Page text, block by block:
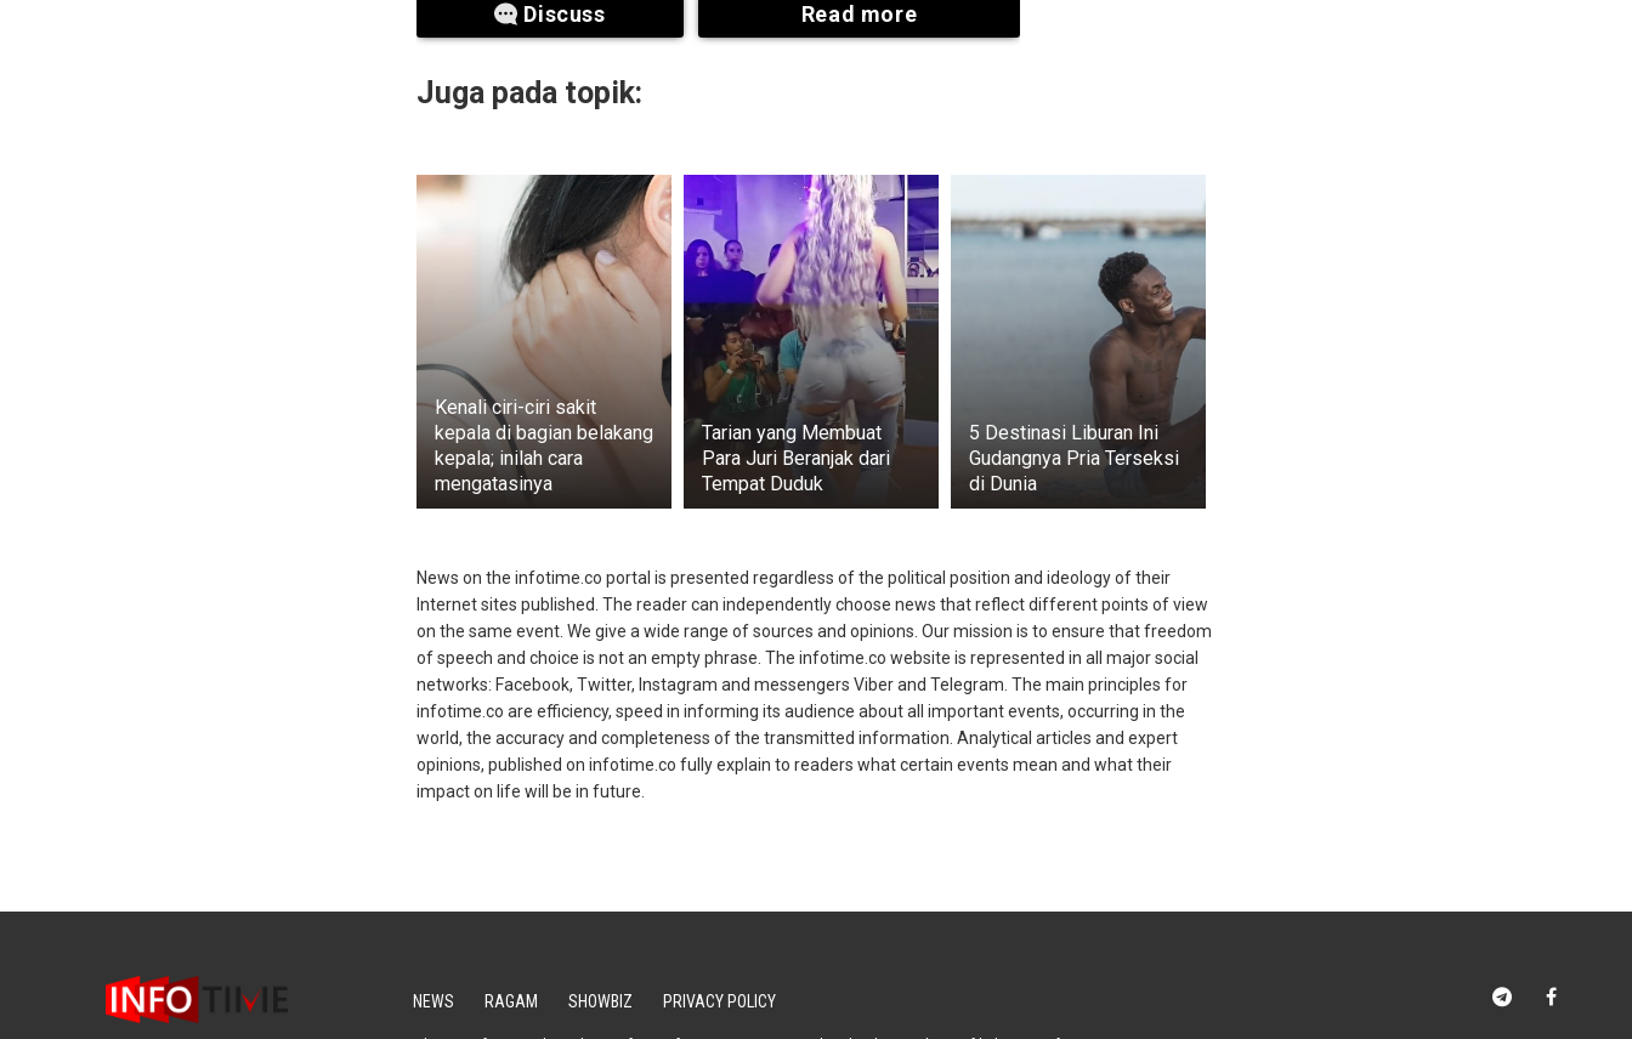
Discuss Read more
Juga pada topik:
Kenali ciri-ciri sakit
kepala di bagian belakang
kepala; inilah cara
mengatasinya
Tarian yang Membuat
Para Juri Beranjak dari
Tempat Duduk
5 Destinasi Liburan Ini
Gudangnya Pria Terseksi
di Dunia
News on the infotime.co portal is presented regardless of the political position and ideology of their
Internet sites published. The reader can independently choose news that reflect different points of view
on the same event. We give a wide range of sources and opinions. Our mission is to ensure that freedom
of speech and choice is not an empty phrase. The infotime.co website is represented in all major social
networks: Facebook, Twitter, Instagram and messengers Viber and Telegram. The main principles for
infotime.co are efficiency, speed in informing its audience about all important events, occurring in the
world, the accuracy and completeness of the transmitted information. Analytical articles and expert
opinions, published on infotime.co fully explain to readers what certain events mean and what their
impact on life will be in future.
NEWS RAGAM SHOWBIZ PRIVACY POLICY